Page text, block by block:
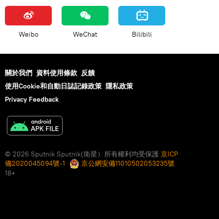
Weibo WeChat Bilibili
關於我們 資料使用條款 反饋
使用Cookie和自動日誌記錄政策 隱私政策
Privacy Feedback
© 2026 Sputnik Sputnik(衛星）所有權利均受保護 京ICP
備2020045094號-1
京公網安備11010502053235號
18+